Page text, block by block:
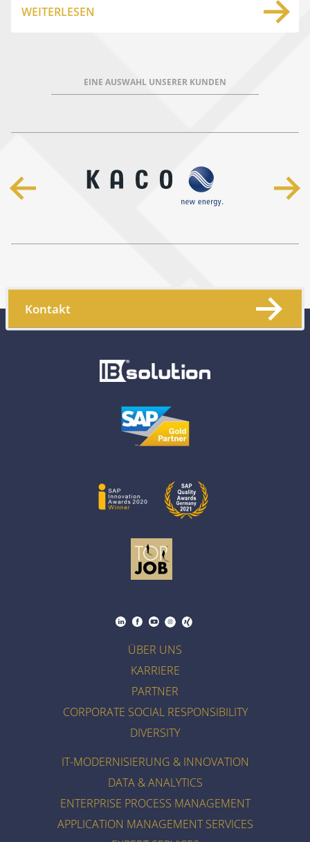
WEITERLESEN
EINE AUSWAHL UNSERER KUNDEN
Kontakt
ÜBER UNS
KARRIERE
PARTNER
CORPORATE SOCIAL RESPONSIBILITY
DIVERSITY
IT-MODERNISIERUNG & INNOVATION
DATA & ANALYTICS
ENTERPRISE PROCESS MANAGEMENT
APPLICATION MANAGEMENT SERVICES